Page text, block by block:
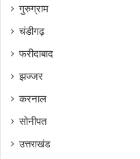
गुरुग्राम
चंडीगढ़
फरीदाबाद
झज्जर
करनाल
सोनीपत
उत्तराखंड